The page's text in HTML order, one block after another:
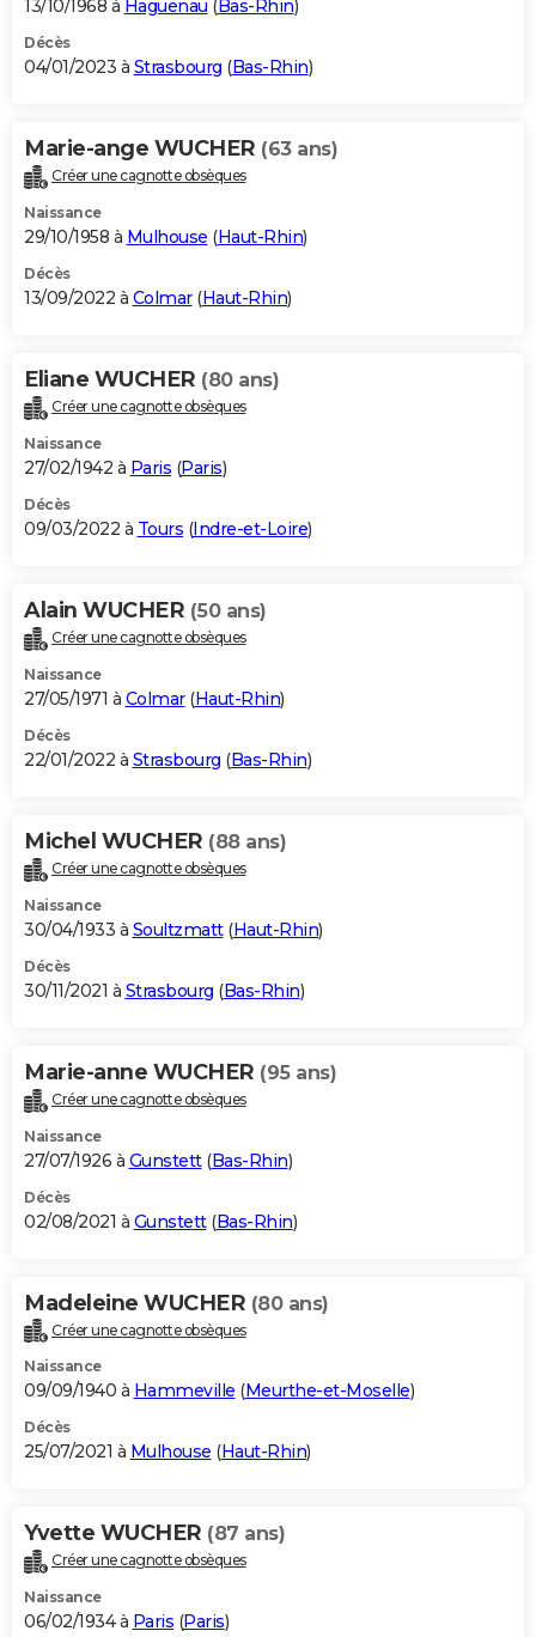
13/10/1968 à Haguenau ( Bas-Rhin)
Décès
04/01/2023 à Strasbourg (Bas-Rhin)
Marie-ange WUCHER (63 ans)
Créer une cagnotte obsèques
Naissance
29/10/1958 à Mulhouse (Haut-Rhin)
Décès
13/09/2022 à Colmar(Haut-Rhin)
Eliane WUCHER (80 ans)
Créer une cagnotte obsèques
Naissance
27/02/1942 à Paris (Paris)
Décès
09/03/2022 à Tours (Indre-et-Loire)
Alain WUCHER (50 ans)
Créer une cagnotte obsèques
Naissance
27/05/1971 à Colmar(Haut-Rhin)
Décès
22/01/2022 à Strasbourg (Bas-Rhin)
Michel WUCHER (88 ans)
Créer une cagnotte obsèques
Naissance
30/04/1933 à Soultzmatt(Haut-Rhin)
Décès
30/11/2021 à Strasbourg (Bas-Rhin)
Marie-anne WUCHER (95 ans)
Créer une cagnotte obsèques
Naissance
27/07/1926 à Gunstett(Bas-Rhin)
Décès
02/08/2021 à Gunstett(Bas-Rhin)
Madeleine WUCHER (80 ans)
Créer une cagnotte obsèques
Naissance
09/09/1940 à Hammeville (Meurthe-et-Moselle)
Décès
25/07/2021 à Mulhouse (Haut-Rhin)
Yvette WUCHER (87 ans)
Créer une cagnotte obsèques
Naissance
06/02/1934 à Paris (Paris)